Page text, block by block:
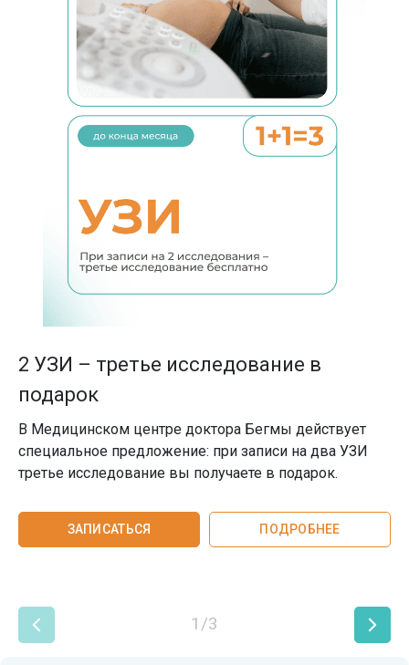
2 УЗИ – третье исследование в
подарок
В Медицинском центре доктора Бегмы действует
специальное предложение: при записи на два УЗИ
третье исследование вы получаете в подарок.
ЗАПИСАТЬСЯ ПОДРОБНЕЕ
1/3